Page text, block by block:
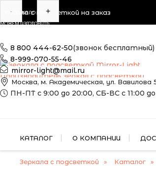
Зеркала с подсветкой на заказ
Производитель зеркал с подсветкой
8 800 444-62-50(звонок бесплатный)
8-999-070-55-46
mirror-light@mail.ru
Москва, м. Академическая, ул. Вавилова
ПН-ПТ с 9:00 до 20:00, СБ-ВС с 11:00
КАТАЛОГ О КОМПАНИИ
Зеркала с подсветкой Каталог
ЭТО ЗЕРКАЛО МЫ
МОЖЕМ ИЗГОТОВИТЬ
РАЗМЕРАМ
- +